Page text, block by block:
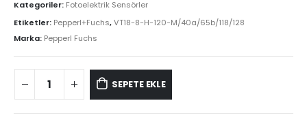
Kategoriler: Fotoelektrik Sensörler
Etiketler: Pepperl+Fuchs,VT18-8-H-120-M/40a/65b/118/128
Marka: Pepperl Fuchs
SEPETE EKLE